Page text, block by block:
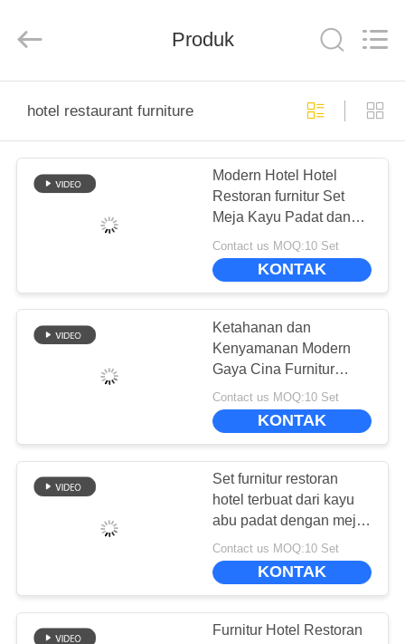
PRODUK
VR
TENTANG
TUR
PABRIK
KONTROL
MINTA
Rights
Produk
hotel restaurant furniture
Modern Hotel Hotel
Restoran furnitur Set
Meja Kayu Padat dan
Kursi Kulit untuk Empat
Contact us MOQ:10 Set
KONTAK
Ketahanan dan
Kenyamanan Modern
Gaya Cina Furnitur
Hotel Restoran
Contact us MOQ:10 Set
KONTAK
Set furnitur restoran
hotel terbuat dari kayu
abu padat dengan meja
makan listrik
Contact us MOQ:10 Set
KONTAK
Furnitur Hotel Restoran